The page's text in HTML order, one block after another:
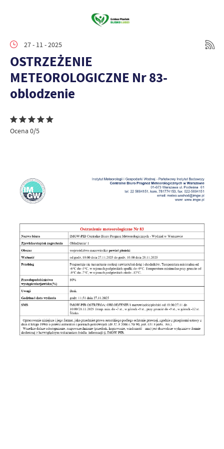
27 - 11 - 2025
OSTRZEŻENIE
METEOROLOGICZNE Nr 83-
oblodzenie
Ocena 0/5